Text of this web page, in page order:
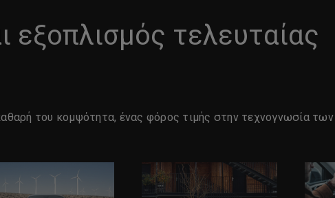
εξοπλισμός τελευταίας
του κομψότητα, ένας φόρος τιμής στην τεχνογνωσία